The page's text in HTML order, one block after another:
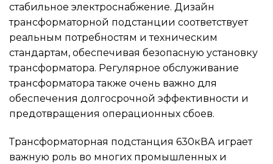
стабильное электроснабжение. Дизайн
трансформаторной подстанции соответствует
реальным потребностям и техническим
стандартам, обеспечивая безопасную установку
трансформатора. Регулярное обслуживание
трансформатора также очень важно для
обеспечения долгосрочной эффективности и
предотвращения операционных сбоев.
Трансформаторная подстанция 630кВА играет
важную роль во многих промышленных и